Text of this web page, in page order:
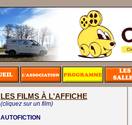
LES FILMS À L'AFFICHE
(cliquez sur un film)
AUTOFICTION